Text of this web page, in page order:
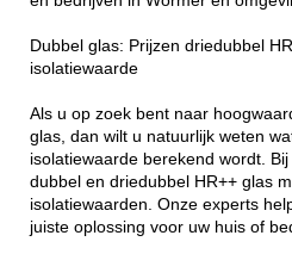
Dubbel glas: Prijzen driedubbel
isolatiewaarde
Als u op zoek bent naar
glas, dan wilt u natuurlijk weten
isolatiewaarde berekend wordt.
dubbel en driedubbel HR++ glas
isolatiewaarden. Onze experts
juiste oplossing voor uw huis of